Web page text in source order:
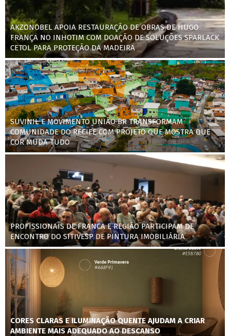
AKZONOBEL APOIA RESTAURAÇÃO DE OBRAS DE HUGO
FRANÇA NO INHOTIM COM DOAÇÃO DE SOLUÇÕES SPARLACK
CETOL PARA PROTEÇÃO DA MADEIRA
SUVINIL E MOVIMENTO UNIÃO BR TRANSFORMAM
COMUNIDADE DO RECIFE COM PROJETO QUE MOSTRA QUE
COR MUDA TUDO
PROFISSIONAIS DE FRANCA E REGIÃO PARTICIPAM DE
ENCONTRO DO SITIVESP DE PINTURA IMOBILIÁRIA
CORES CLARAS E ILUMINAÇÃO QUENTE AJUDAM A CRIAR
AMBIENTE MAIS ADEQUADO AO DESCANSO